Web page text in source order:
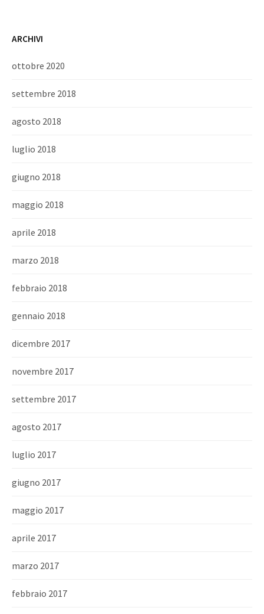
ARCHIVI
ottobre 2020
settembre 2018
agosto 2018
luglio 2018
giugno 2018
maggio 2018
aprile 2018
marzo 2018
febbraio 2018
gennaio 2018
dicembre 2017
novembre 2017
settembre 2017
agosto 2017
luglio 2017
giugno 2017
maggio 2017
aprile 2017
marzo 2017
febbraio 2017